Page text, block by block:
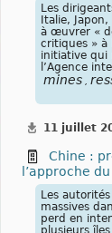
Les
Italie, Japon,
à œuvrer «
critiques » à
initiative qui
l’Agence
mines
11 juillet
Chine :
l’approche
Les
massives
perd en
plusieurs